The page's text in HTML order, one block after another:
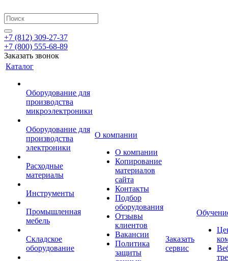
+7 (812) 309-27-37
+7 (800) 555-68-89
Заказать звонок
Каталог
Оборудование для
производства
микроэлектроники
Оборудование для
производства
электроники
Расходные
материалы
Инструменты
Промышленная
мебель
Складское
оборудование
О компании
О компании
Копирование
материалов
сайта
Контакты
Подбор
оборудования
Отзывы
клиентов
Вакансии
Политика
защиты
Заказать
сервис